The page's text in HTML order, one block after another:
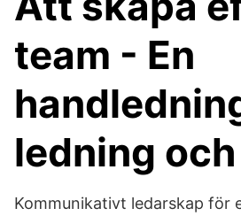
team - En
ledning och
Kommunikativt ledarskap för